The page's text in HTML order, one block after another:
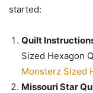
started:
Quilt
Sized Hexagon
Monsterz Sized
Missouri Star